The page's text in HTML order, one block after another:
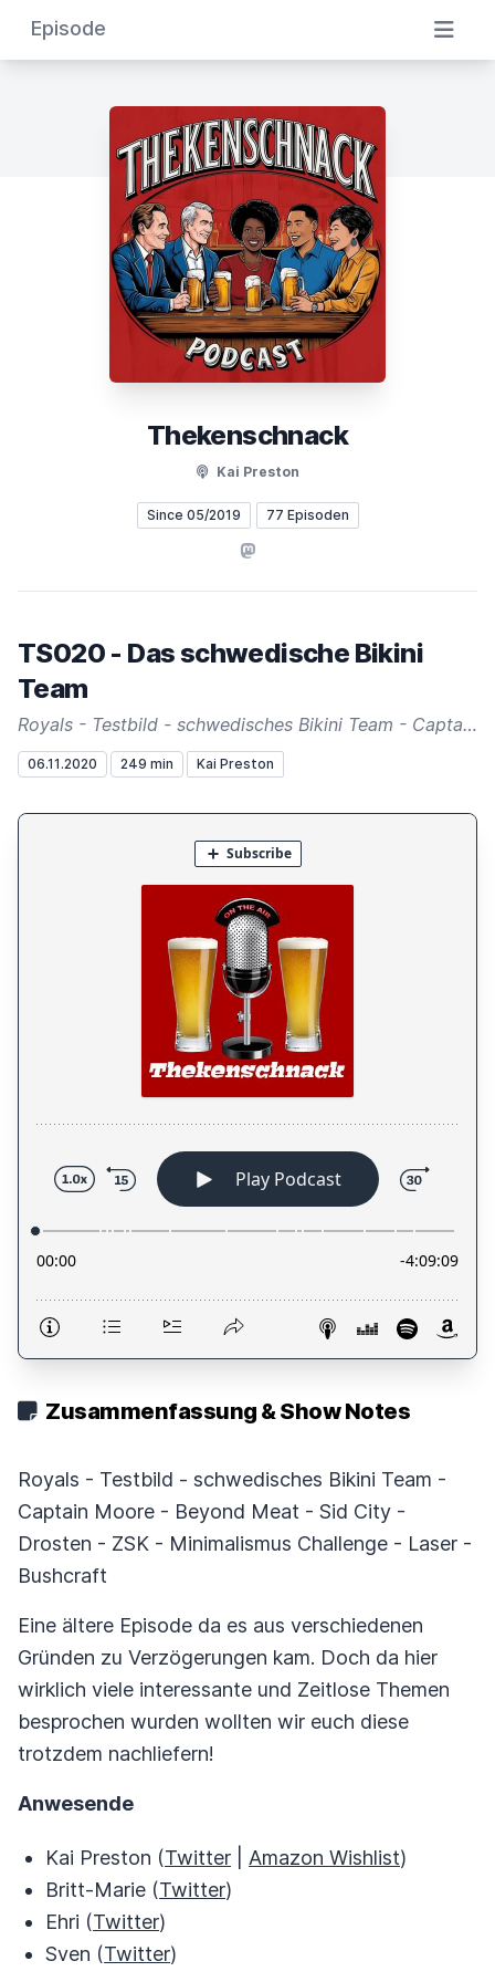
Episode
Thekenschnack
Kai Preston
Since 05/2019 77 Episoden
Mastodon
TS020 - Das schwedische Bikini
Team
Royals - Testbild - schwedisches Bikini Team - Captain Moore - Beyond Meat - Sid City - Drosten - ZSK - Minimalismus Challenge - Laser - Bushcraft
06.11.2020 249 min Kai Preston
Zusammenfassung & Show Notes
Royals - Testbild - schwedisches Bikini Team -
Captain Moore - Beyond Meat - Sid City -
Drosten - ZSK - Minimalismus Challenge - Laser -
Bushcraft
Eine ältere Episode da es aus verschiedenen
Gründen zu Verzögerungen kam. Doch da hier
wirklich viele interessante und Zeitlose Themen
besprochen wurden wollten wir euch diese
trotzdem nachliefern!
Anwesende
Kai Preston (Twitter Amazon Wishlist)
Britt-Marie (Twitter)
Ehri (Twitter)
Sven (Twitter)